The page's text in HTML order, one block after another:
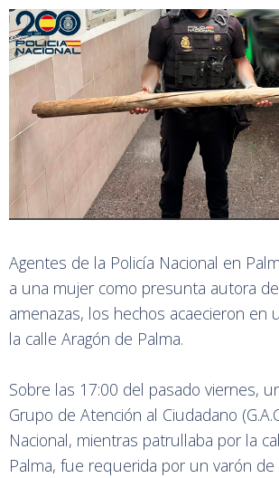
Agentes de la Policía Nacional en
a una mujer como presunta autora
amenazas, los hechos acaecieron en
la calle Aragón de Palma.
Sobre las 17:00 del pasado viernes,
Grupo de Atención al Ciudadano
Nacional, mientras patrullaba por la
Palma, fue requerida por un varón de